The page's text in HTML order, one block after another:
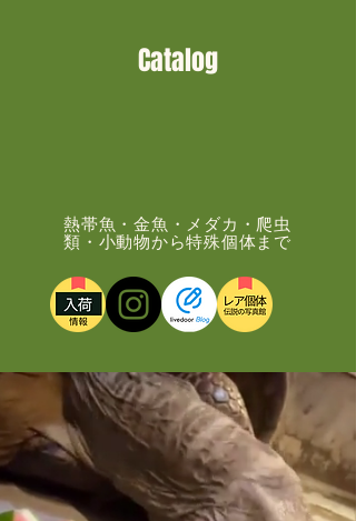
Catalog
熱帯魚・金魚・メダカ・爬虫
類・小動物から特殊個体まで